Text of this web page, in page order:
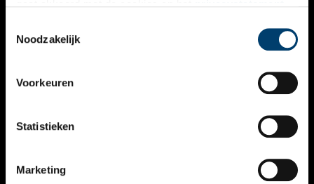
Noodzakelijk
Voorkeuren
Statistieken
Marketing
VERHALEN
KALENDER
THEMA’S
VIDEO’S